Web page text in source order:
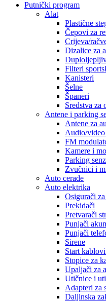
Putnički program
Alat
Plastične
Čepovi za
Crijeva/
Dizalice za
Filteri
Kanisteri
Šelne
Španeri
Sredstva za
Antene i parking
Antene za
Audio/video
FM
Kamere i
Parking
Zvučnici i
Auto cerade
Auto elektrika
Osigurači
Prekidači
Pretvarači
Punjači
Punjači
Sirene
Start
Stopice za
Upaljači za
Utičnice i
Adapteri za
Daljinska